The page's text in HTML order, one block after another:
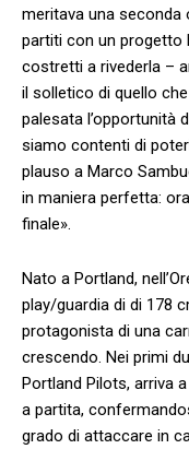
meritava una seconda
partiti con un progetto
costretti a rivederla –
il solletico di quello
palesata l’opportunità
siamo contenti di
plauso a Marco
in maniera perfetta:
finale».
Nato a Portland,
play/guardia di di 178
protagonista di una
crescendo. Nei primi
Portland Pilots, arriva
a partita,
grado di attaccare in